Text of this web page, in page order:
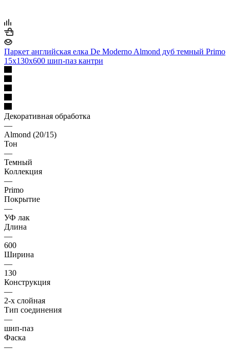
Паркет английская елка De Moderno Almond дуб темный Primo
15х130х600 шип-паз кантри
Декоративная обработка
—
Almond (20/15)
Тон
—
Темный
Коллекция
—
Primo
Покрытие
—
УФ лак
Длина
—
600
Ширина
—
130
Конструкция
—
2-х слойная
Тип соединения
—
шип-паз
Фаска
—